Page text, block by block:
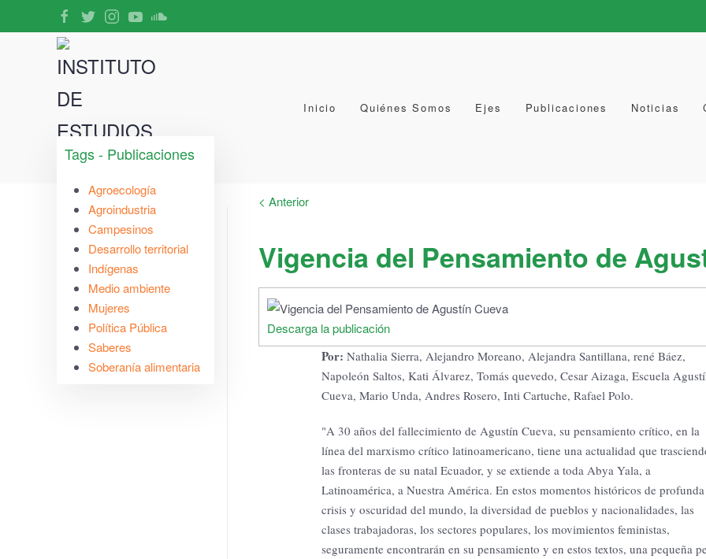
Inicio Quiénes Somos Ejes Publicaciones Noticias
< Anterior
Vigencia del Pensamiento de
Descarga la publicación
Por: Nathalia Sierra, Alejandro Moreano, Alejandra Santillana, rené Báez,
Napoleón Saltos, Kati Álvarez, Tomás quevedo, Cesar Aizaga, Escuela
Cueva, Mario Unda, Andres Rosero, Inti Cartuche, Rafael Polo.
"A 30 años del fallecimiento de Agustín Cueva, su pensamiento crítico, en la
línea del marxismo crítico latinoamericano, tiene una actualidad que
las fronteras de su natal Ecuador, y se extiende a toda Abya Yala, a
Latinoamérica, a Nuestra América. En estos momentos históricos de profunda
crisis y oscuridad del mundo, la diversidad de pueblos y nacionalidades, las
clases trabajadoras, los sectores populares, los movimientos feministas,
seguramente encontrarán en su pensamiento y en estos textos, una pequeña
Tags - Publicaciones
Agroecología
Agroindustria
Campesinos
Desarrollo territorial
Indígenas
Medio ambiente
Mujeres
Política Pública
Saberes
Soberanía alimentaria